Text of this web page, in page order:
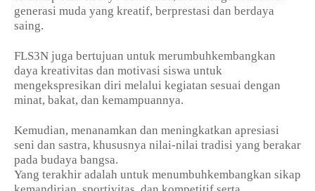
generasi muda yang kreatif, berprestasi dan berdaya
saing.
FLS3N juga bertujuan untuk merumbuhkembangkan
daya kreativitas dan motivasi siswa untuk
mengekspresikan diri melalui kegiatan sesuai dengan
minat, bakat, dan kemampuannya.
Kemudian, menanamkan dan meningkatkan apresiasi
seni dan sastra, khususnya nilai-nilai tradisi yang berakar
pada budaya bangsa.
Yang terakhir adalah untuk menumbuhkembangkan sikap